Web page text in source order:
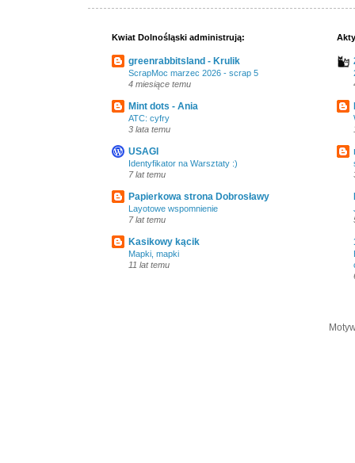
Kwiat Dolnośląski administrują:
greenrabbitsland - Krulik
ScrapMoc marzec 2026 - scrap 5
4 miesiące temu
Mint dots - Ania
ATC: cyfry
3 lata temu
USAGI
Identyfikator na Warsztaty :)
7 lat temu
Papierkowa strona Dobrosławy
Layotowe wspomnienie
7 lat temu
Kasikowy kącik
Mapki, mapki
11 lat temu